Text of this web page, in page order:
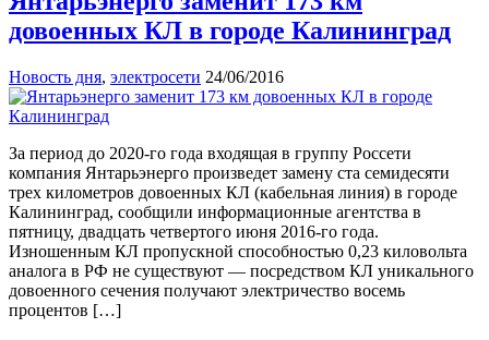
довоенных КЛ в городе Калининград
Новость дня, электросети 24/06/2016
За период до 2020-го года входящая в группу Россети
компания Янтарьэнерго произведет замену ста семидесяти
трех километров довоенных КЛ (кабельная линия) в городе
Калининград, сообщили информационные агентства в
пятницу, двадцать четвертого июня 2016-го года.
Изношенным КЛ пропускной способностью 0,23 киловольта
аналога в РФ не существуют — посредством КЛ уникального
довоенного сечения получают электричество восемь
процентов […]